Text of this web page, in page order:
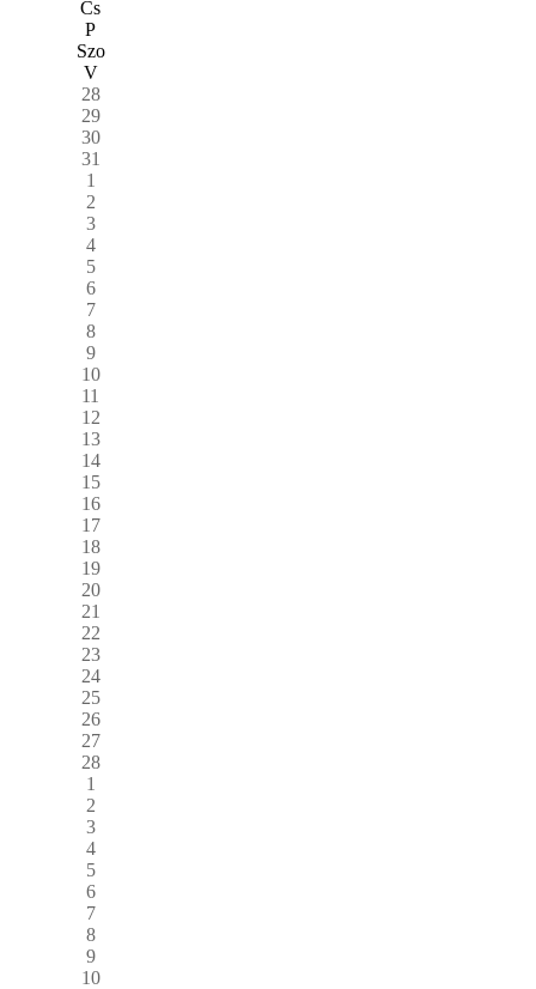
Cs
P
Szo
V
28
29
30
31
1
2
3
4
5
6
7
8
9
10
11
12
13
14
15
16
17
18
19
20
21
22
23
24
25
26
27
28
1
2
3
4
5
6
7
8
9
10